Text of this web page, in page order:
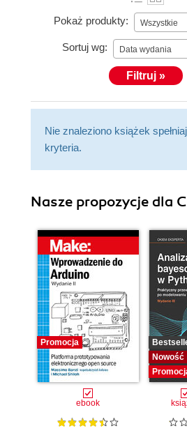
Pokaż produkty: Wszystkie
Sortuj wg: Data wydania
Filtruj »
Nie znaleziono książek
kryteria.
Nasze propozycje dla
Promocja
ebook
Nowość